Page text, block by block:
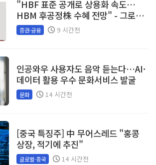
"HBF 표준 공개로 상용화 속도…
HBM 후공정株 수혜 전망" - 그로쓰
리서치
증권·금융 9 시간전
인공와우 사용자도 음악 듣는다…AI·
데이터 활용 우수 문화서비스 발굴
문화 14 시간전
[중국 특징주] 中 무어스레드 "홍콩
상장, 적기에 추진"
글로벌·중국 14 시간전